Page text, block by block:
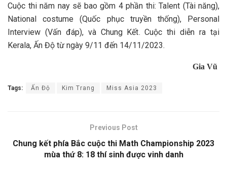
Cuộc thi năm nay sẽ bao gồm 4 phần thi: Talent (Tài năng),
National costume (Quốc phục truyền thống), Personal
Interview (Vấn đáp), và Chung Kết. Cuộc thi diễn ra tại
Kerala, Ấn Độ từ ngày 9/11 đến 14/11/2023.
Gia Vũ
Tags: Ấn Độ Kim Trang Miss Asia 2023
Previous Post
Chung kết phía Bắc cuộc thi Math Championship 2023
mùa thứ 8: 18 thí sinh được vinh danh